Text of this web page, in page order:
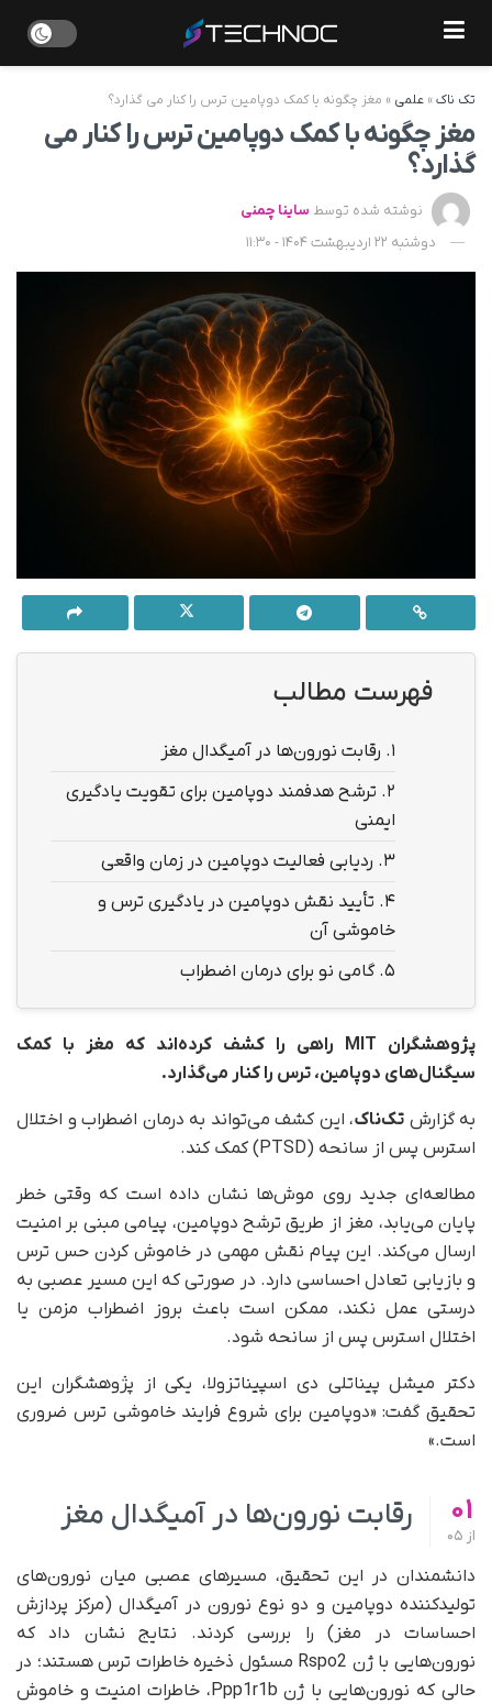
تک ناک» علمی » مغز چگونه با کمک دوپامین ترس را کنار می ‌گذارد؟
مغز چگونه با کمک دوپامین ترس را کنار می
‌گذارد؟
نوشته شده توسط ساینا چمنی
دوشنبه 22 اردیبهشت 1404 - 11:30
فهرست مطالب
1. رقابت نورون‌ها در آمیگدال مغز
2. ترشح هدفمند دوپامین برای تقویت یادگیری
ایمنی
3. ردیابی فعالیت دوپامین در زمان واقعی
4. تأیید نقش دوپامین در یادگیری ترس و
خاموشی آن
5. گامی نو برای درمان اضطراب
پژوهشگران MIT راهی را کشف کرده‌اند که مغز با کمک
سیگنال‌های دوپامین، ترس را کنار می‌گذارد.
به گزارش تک‌ناک، این کشف می‌تواند به درمان اضطراب و اختلال
استرس پس از سانحه (PTSD) کمک کند.
مطالعه‌ای جدید روی موش‌ها نشان داده است که وقتی خطر
پایان می‌یابد، مغز از طریق ترشح دوپامین، پیامی مبنی بر امنیت
ارسال می‌کند. این پیام نقش مهمی در خاموش کردن حس ترس
و بازیابی تعادل احساسی دارد. در صورتی که این مسیر عصبی به‌
درستی عمل نکند، ممکن است باعث بروز اضطراب مزمن یا
اختلال استرس پس از سانحه شود.
دکتر میشل پیناتلی دی اسپیناتزولا، یکی از پژوهشگران این
تحقیق گفت: «دوپامین برای شروع فرایند خاموشی ترس ضروری
است.»
01
از
رقابت نورون‌ها در آمیگدال مغز
دانشمندان در این تحقیق، مسیرهای عصبی میان نورون‌های
تولیدکننده دوپامین و دو نوع نورون در آمیگدال (مرکز پردازش
احساسات در مغز) را بررسی کردند. نتایج نشان داد که
نورون‌هایی با ژن Rspo2 مسئول ذخیره خاطرات ترس هستند؛ در
حالی که نورون‌هایی با ژن Ppp1r1b، خاطرات امنیت و خاموش